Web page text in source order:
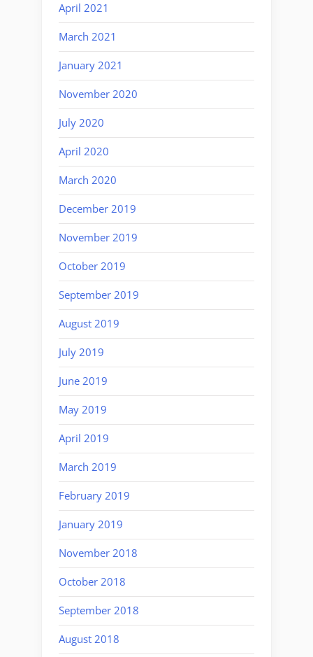
April 2021
March 2021
January 2021
November 2020
July 2020
April 2020
March 2020
December 2019
November 2019
October 2019
September 2019
August 2019
July 2019
June 2019
May 2019
April 2019
March 2019
February 2019
January 2019
November 2018
October 2018
September 2018
August 2018